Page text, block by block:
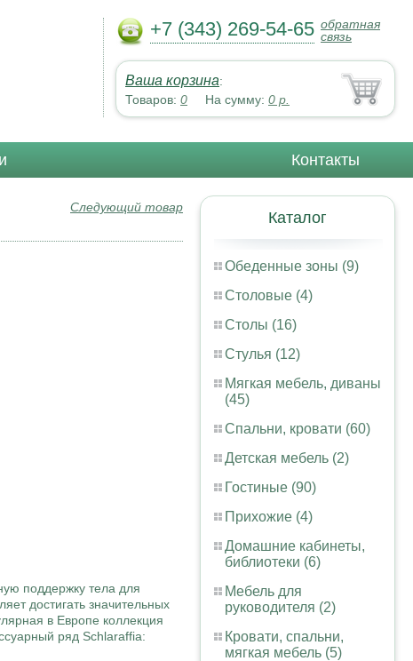
+7 (343) 269-54-65 обратная
связь
Ваша корзина:
Товаров: 0 На сумму: 0 р.
Контакты
Каталог
Обеденные зоны (9)
Столовые (4)
Столы (16)
Стулья (12)
Мягкая мебель, диваны
(45)
Спальни, кровати (60)
Детская мебель (2)
Гостиные (90)
Прихожие (4)
Домашние кабинеты,
библиотеки (6)
Мебель для
руководителя (2)
Кровати, спальни,
мягкая мебель (5)
Следующий товар
поддержку тела для
достигать значительных
в Европе коллекция
ряд Schlaraffia: